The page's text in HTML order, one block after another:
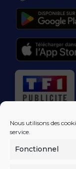
Nous utilisons des
service.
Fonctionnel
RÉGIE
LES